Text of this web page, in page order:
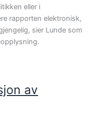
eller i
rapporten elektronisk,
sier Lunde som
av